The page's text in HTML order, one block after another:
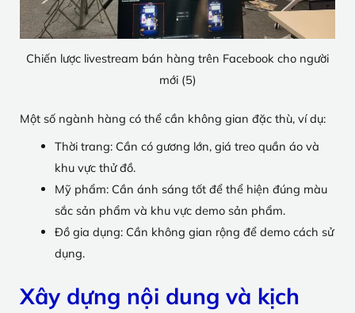
Chiến lược livestream bán hàng trên Facebook cho người
mới (5)
Một số ngành hàng có thể cần không gian đặc thù, ví dụ:
Thời trang: Cần có gương lớn, giá treo quần áo và
khu vực thử đồ.
Mỹ phẩm: Cần ánh sáng tốt để thể hiện đúng màu
sắc sản phẩm và khu vực demo sản phẩm.
Đồ gia dụng: Cần không gian rộng để demo cách sử
dụng.
Xây dựng nội dung và kịch